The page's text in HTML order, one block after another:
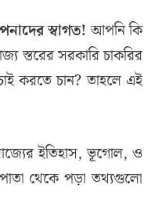
স্বাগত!আপনি কি
সরকারি চাকরির
করতে চান? তাহলে এই
ইতিহাস, ভূগোল, ও
পাতা থেকে পড়া তথ্যগুলো